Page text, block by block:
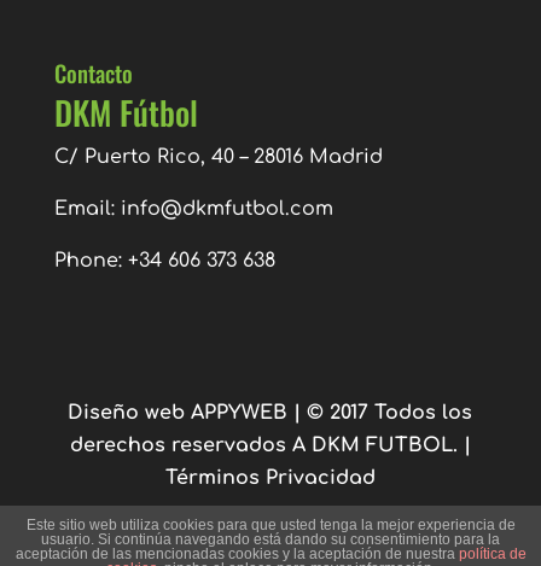
Contacto
DKM Fútbol
C/ Puerto Rico, 40 – 28016 Madrid
Email: info@dkmfutbol.com
Phone: +34 606 373 638
Diseño web APPYWEB | © 2017 Todos los
derechos reservados A DKM FUTBOL. |
Términos Privacidad
Este sitio web utiliza cookies para que usted tenga la mejor experiencia de
usuario. Si continúa navegando está dando su consentimiento para la
aceptación de las mencionadas cookies y la aceptación de nuestra política de
English(Inglés) Español